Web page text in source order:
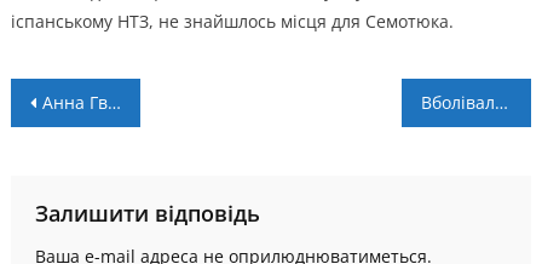
іспанському НТЗ, не знайшлось місця для Семотюка.
Навігація
Анна Гвічіані повернулась в Італію Вболівальники “Оболоні” визнали прикарпатського захисника кращим у 2023 році
Залишити відповідь
Ваша e-mail адреса не оприлюднюватиметься.